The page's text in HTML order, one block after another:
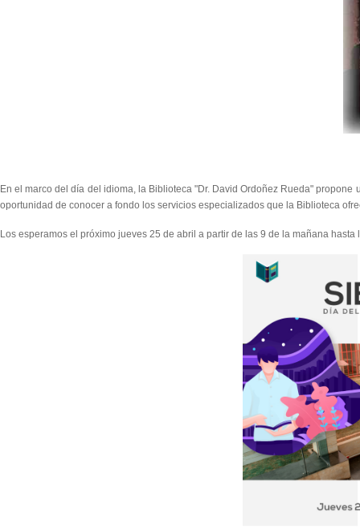
En el marco del día del idioma, la Biblioteca "Dr. David Ordoñez Rueda"
oportunidad de conocer a fondo los servicios especializados que la Biblioteca
Los esperamos el próximo jueves 25 de abril a partir de las 9 de la mañana